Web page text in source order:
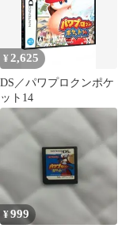
¥ 2,625
DS／パワプロクンポケ
ット14
¥999